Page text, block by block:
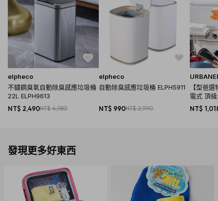
elpheco
不鏽鋼臭氧自動除臭感應垃圾桶
22L ELPH9613
NT$ 2,490NT$ 4,980
elpheco
自動除臭感應垃圾桶 ELPH5911
NT$ 990NT$ 2,990
【型爸
電式 頂
剪/鼻毛
NT$
發現更多好東西